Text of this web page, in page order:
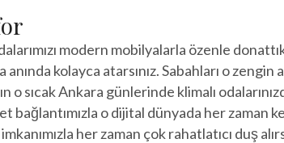
modern mobilyalarla özenle
kolayca atarsınız. Sabahları o zengin
o sıcak Ankara günlerinde klimalı
bağlantımızla o dijital dünyada her zaman
her zaman çok rahatlatıcı duş